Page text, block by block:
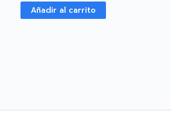
Añadir al carrito